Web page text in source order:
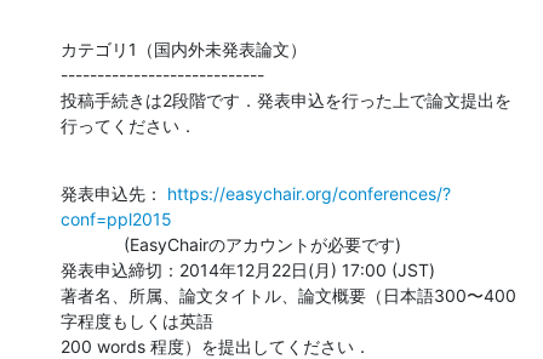
カテゴリ1（国内外未発表論文）
----------------------------
投稿手続きは2段階です．発表申込を行った上で論文提出を
行ってください．
発表申込先： https://easychair.org/conferences/?
conf=ppl2015
発表申込締切：2014年12月22日(月) 17:00 (JST)
著者名、所属、論文タイトル、論文概要（日本語300〜400
字程度もしくは英語
200 words 程度）を提出してください．